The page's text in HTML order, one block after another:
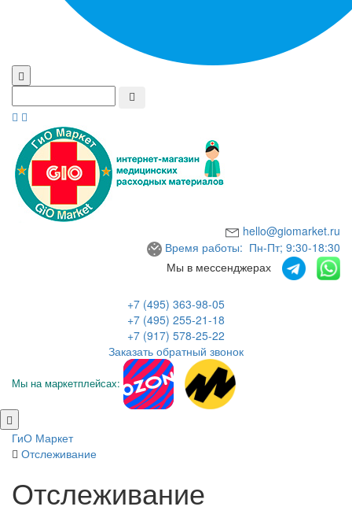
hello@giomarket.ru
Время работы: Пн-Пт; 9:30-18:30
Мы в мессенджерах
+7 (495) 363-98-05
+7 (495) 255-21-18
+7 (917) 578-25-22
Заказать обратный звонок
Мы на маркетплейсах:
ГиО Маркет
Отслеживание
Отслеживание